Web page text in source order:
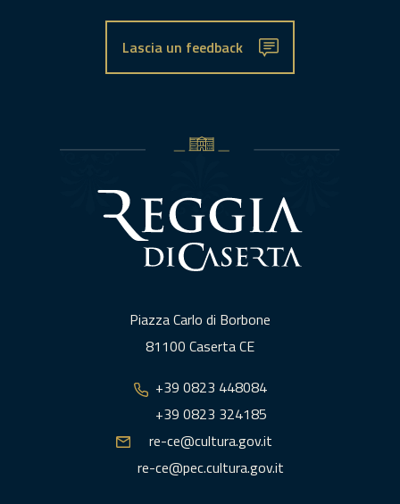
Lascia un feedback
Piazza Carlo di Borbone
81100 Caserta CE
+39 0823 448084
+39 0823 324185
re-ce@cultura.gov.it
re-ce@pec.cultura.gov.it